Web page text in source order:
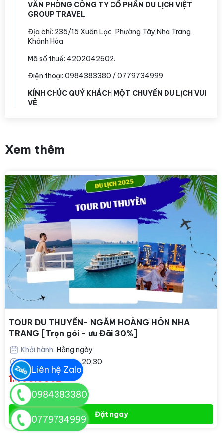
VĂN PHÒNG CÔNG TY CỔ PHẦN DU LỊCH VIỆT
GROUP TRAVEL
Địa chỉ: 235/15 Xuân Lạc, Phường Tây Nha Trang,
Khánh Hòa
Mã số thuế: 4202042602.
Điện thoại: 0984383380 / 0779734999
KÍNH CHÚC QUÝ KHÁCH MỘT CHUYẾN DU LỊCH VUI
VẺ
Xem thêm
TOUR DU THUYỀN- NGẮM HOÀNG HÔN NHA
TRANG [Trọn gói - ưu Đãi 30%]
Khởi hành: Hằng ngày
Thời gian: 17:00 - 20:30
1.400.000₫
Đặt ngay
0984383380
0779734999
Liên hệ Zalo